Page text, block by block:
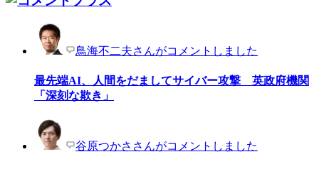
鳥海不二夫さんがコメントしました
最先端AI、人間をだましてサイバー攻撃 英政府機関
「深刻な欺き」
谷原つかささんがコメントしました